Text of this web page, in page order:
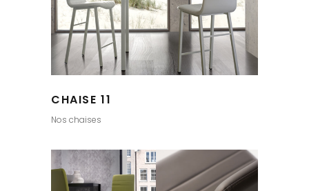
CHAISE 11
Nos chaises